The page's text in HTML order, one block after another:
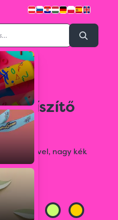
3 díszítő
gyűrűvel, nagy kék